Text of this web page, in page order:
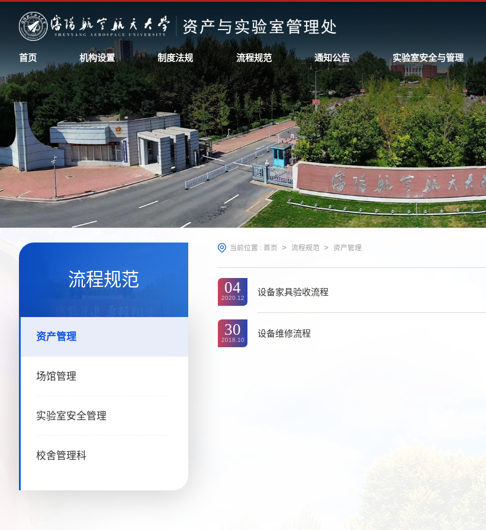
首页 机构设置 制度法规 流程规范 通知公告 实验室安全与管理
流程规范
资产管理
场馆管理
实验室安全管理
校舍管理科
当前位置 :首页 > 流程规范 > 资产管理
04
2020.12
设备家具验收流程
30
2018.10
设备维修流程